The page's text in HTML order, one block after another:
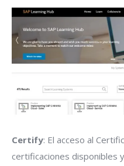
Certify: El acceso al
certificaciones disponibles